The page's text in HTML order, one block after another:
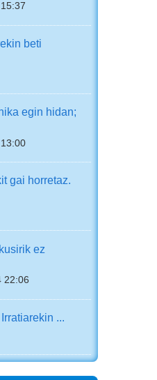
beti
egin hidan;
gai horretaz.
ez
22:06
...